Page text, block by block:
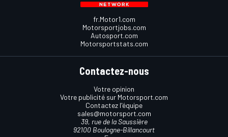
fr.Motor1.com
Motorsportjobs.com
Autosport.com
Motorsportstats.com
Contactez-nous
Votre opinion
Votre publicité sur Motorsport.com
Contactez l'équipe
sales@motorsport.com
39, rue de la Saussière
92100 Boulogne-Billancourt